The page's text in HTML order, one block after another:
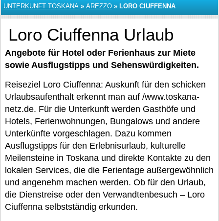
UNTERKUNFT TOSKANA » AREZZO » LORO CIUFFENNA
Loro Ciuffenna Urlaub
Angebote für Hotel oder Ferienhaus zur Miete
sowie Ausflugstipps und Sehenswürdigkeiten.
Reiseziel Loro Ciuffenna: Auskunft für den schicken
Urlaubsaufenthalt erkennt man auf /www.toskana-
netz.de. Für die Unterkunft werden Gasthöfe und
Hotels, Ferienwohnungen, Bungalows und andere
Unterkünfte vorgeschlagen. Dazu kommen
Ausflugstipps für den Erlebnisurlaub, kulturelle
Meilensteine in Toskana und direkte Kontakte zu den
lokalen Services, die die Ferientage außergewöhnlich
und angenehm machen werden. Ob für den Urlaub,
die Dienstreise oder den Verwandtenbesuch – Loro
Ciuffenna selbstständig erkunden.